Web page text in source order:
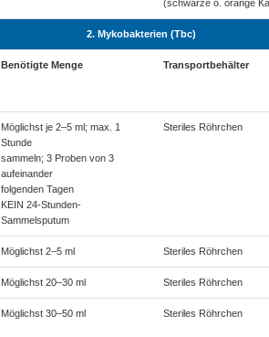
(schwarze o. orange
2. Mykobakterien (Tbc)
Benötigte Menge Transportbehälter
Möglichst je 2–5 ml; max. 1
Stunde
sammeln; 3 Proben von 3
aufeinander
folgenden Tagen
KEIN 24-Stunden-
Sammelsputum
Steriles Röhrchen
Möglichst 2–5 ml Steriles Röhrchen
Möglichst 20–30 ml Steriles Röhrchen
Möglichst 30–50 ml Steriles Röhrchen